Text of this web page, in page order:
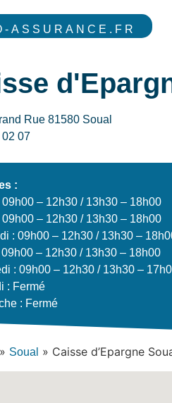
ASSURANCE.FR
Rue 81580 Soual
07
:
09h00 – 12h30 / 13h30 – 18h00
09h00 – 12h30 / 13h30 – 18h00
: 09h00 – 12h30 / 13h30 –
– 12h30 / 13h30 – 18h00
: 09h00 – 12h30 / 13h30 –
: Fermé
: Fermé
» Soual » Caisse d’Epargne